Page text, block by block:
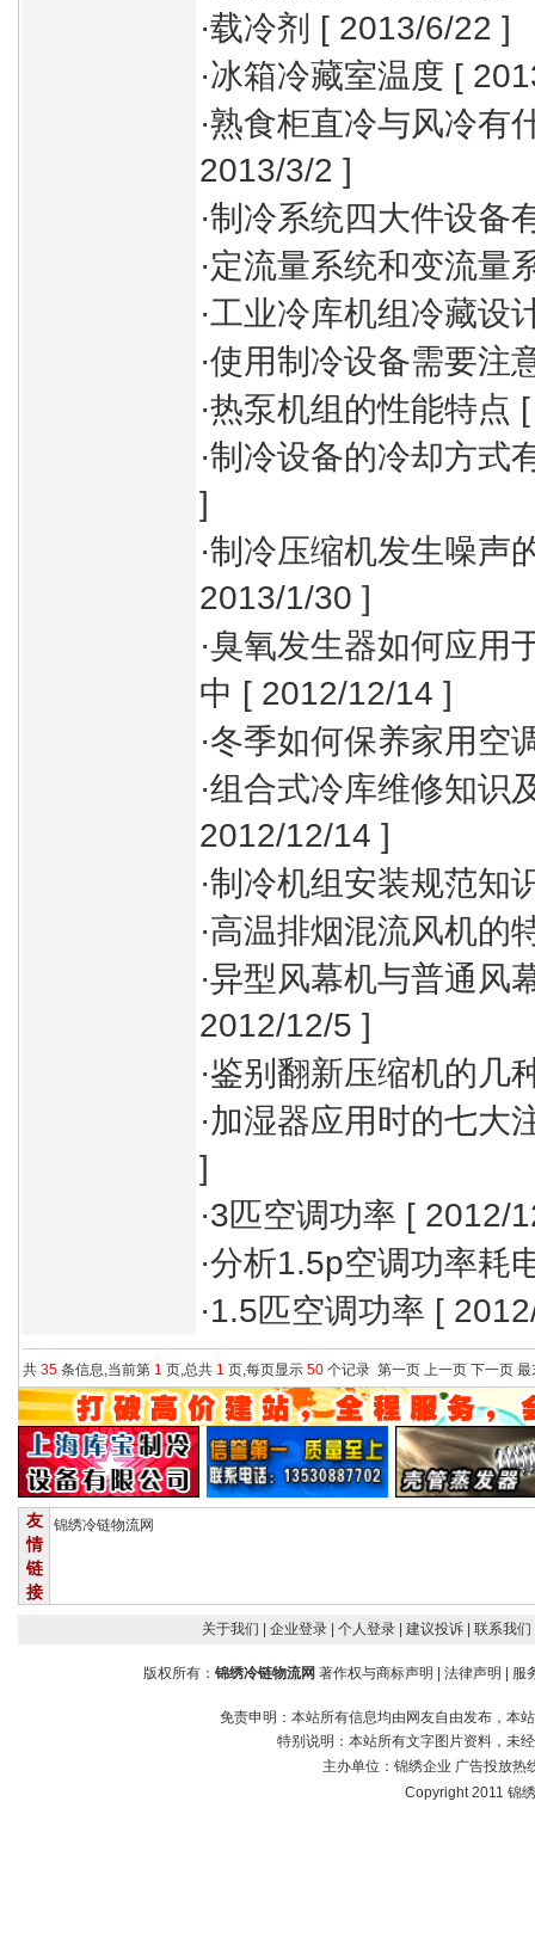
·载冷剂 [ 2013/6/22 ]
·冰箱冷藏室温度 [
·熟食柜直冷与风冷有
2013/3/2 ]
·制冷系统四大件设备
·定流量系统和变流量
·工业冷库机组冷藏设
·使用制冷设备需要注
·热泵机组的性能特点
·制冷设备的冷却方式
]
·制冷压缩机发生噪声
2013/1/30 ]
·臭氧发生器如何应用
中 [ 2012/12/14 ]
·冬季如何保养家用空
·组合式冷库维修知识
2012/12/14 ]
·制冷机组安装规范知
·高温排烟混流风机的
·异型风幕机与普通风
2012/12/5 ]
·鉴别翻新压缩机的几
·加湿器应用时的七大
]
·3匹空调功率 [ 2012/
·分析1.5p空调功率耗
·1.5匹空调功率 [
共 35 条信息,当前第 1 页,总共 1 页,每页显示 50 个记录 第一页 上一页 下一页 最
友
情
链
接
锦绣冷链物流网
关于我们 | 企业登录 | 个人登录 | 建议投诉 | 联系我们
版权所有： 锦绣冷链物流网 著作权与商标声明 | 法律声明 | 服
免责申明：本站所有信息均由网友自由发布，本
特别说明：本站所有文字图片资料，未
主办单位： 锦绣企业 广告投放热
Copyright 2011 锦